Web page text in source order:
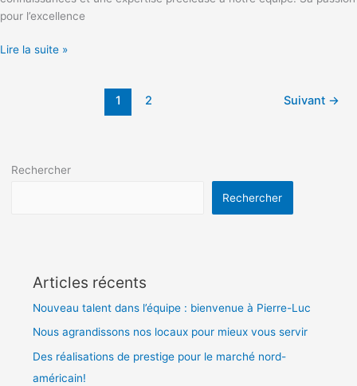
pour l’excellence
Lire la suite »
1 2 Suivant →
Rechercher
Rechercher
Articles récents
Nouveau talent dans l’équipe : bienvenue à Pierre-Luc
Nous agrandissons nos locaux pour mieux vous servir
Des réalisations de prestige pour le marché nord-
américain!